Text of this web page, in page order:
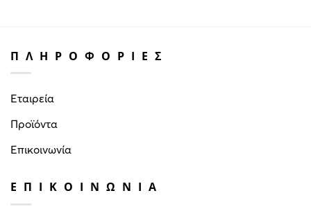
ΠΛΗΡΟΦΟΡΙΕΣ
Εταιρεία
Προϊόντα
Επικοινωνία
ΕΠΙΚΟΙΝΩΝΙΑ